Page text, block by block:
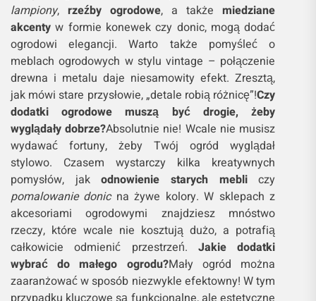
lampiony,rzeźby ogrodowe, a takżemiedziane
akcenty w formie konewek czy donic, mogą dodać
ogrodowi elegancji. Warto także pomyśleć o
meblach ogrodowych w stylu vintage – połączenie
drewna i metalu daje niesamowity efekt. Zresztą,
jak mówi stare przysłowie, „detale robią różnicę”!Czy
dodatki ogrodowe muszą być drogie, żeby
wyglądały dobrze?Absolutnie nie! Wcale nie musisz
wydawać fortuny, żeby Twój ogród wyglądał
stylowo. Czasem wystarczy kilka kreatywnych
pomysłów, jakodnowienie starych mebliczy
pomalowanie donicna żywe kolory. W sklepach z
akcesoriami ogrodowymi znajdziesz mnóstwo
rzeczy, które wcale nie kosztują dużo, a potrafią
całkowicie odmienić przestrzeń. Jakie dodatki
wybrać do małego ogrodu?Mały ogród można
zaaranżować w sposób niezwykle efektowny! W tym